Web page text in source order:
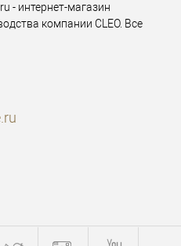
- интернет-магазин
компании CLEO. Все